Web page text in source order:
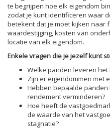
te begrijpen hoe elk eigendom
zodat je kunt identificeren waar
betekent dat je moet kijken naar
waardestijging, kosten van
locatie van elk eigendom.
Enkele vragen die je jezelf kunt
Welke panden leveren
Zijn er eigendommen met
Hebben bepaalde
rendement verminderen?
Hoe heeft de
de waarde van het
stagnatie?